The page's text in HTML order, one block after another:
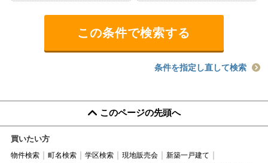
条件を指定し直して検索
このページの先頭へ
買いたい方
物件検索 町名検索 学区検索 現地販売会
新築一戸建て